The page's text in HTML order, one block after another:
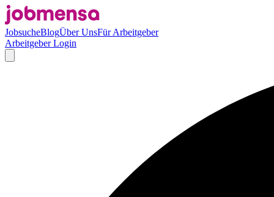
JobsucheBlogÜber UnsFür Arbeitgeber
Arbeitgeber Login